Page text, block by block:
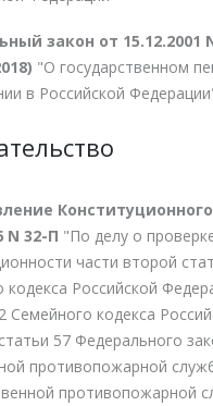
закон от 15.12.2001
"О государственном
в Российской
N 32-П "По делу о
части второй
кодекса Российской
Семейного кодекса
57 Федерального
противопожарной
противопожарной